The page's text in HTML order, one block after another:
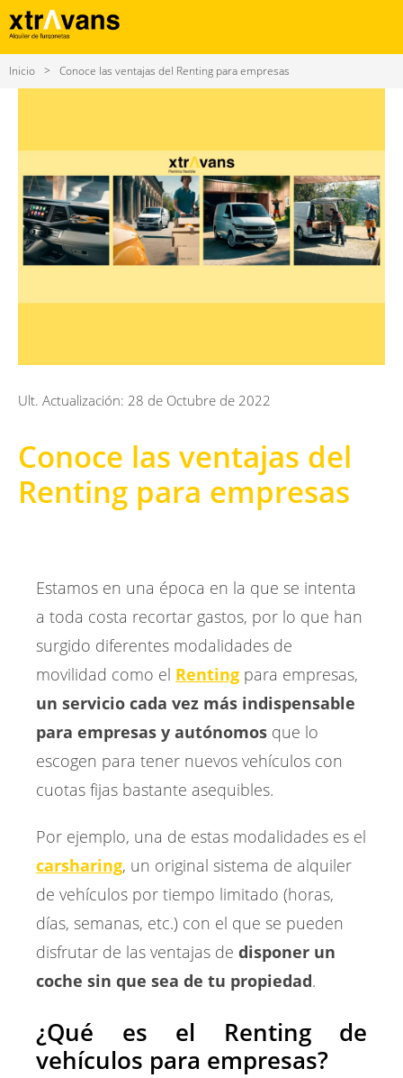
Inicio Conoce las ventajas del Renting para empresas
Ult. Actualización: 28 de Octubre de 2022
Conoce las ventajas del
Renting para empresas
Estamos en una época en la que se intenta
a toda costa recortar gastos, por lo que han
surgido diferentes modalidades de
movilidad como el Renting para empresas,
un servicio cada vez más indispensable
para empresas y autónomos que lo
escogen para tener nuevos vehículos con
cuotas fijas bastante asequibles.
Por ejemplo, una de estas modalidades es el
carsharing, un original sistema de alquiler
de vehículos por tiempo limitado (horas,
días, semanas, etc.) con el que se pueden
disfrutar de las ventajas de disponer un
coche sin que sea de tu propiedad.
¿Qué es el Renting de
vehículos para empresas?